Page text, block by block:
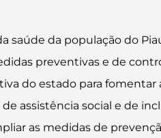
da população do
preventivas e de
do estado para
assistência social e de
as medidas de